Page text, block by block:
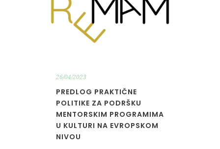
26/04/2023
PREDLOG PRAKTIČNE
POLITIKE ZA PODRŠKU
MENTORSKIM PROGRAMIMA
U KULTURI NA EVROPSKOM
NIVOU